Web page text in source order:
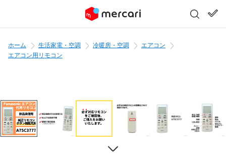
ホーム 生活家電・空調 冷暖房・空調
エアコン
エアコン用リモコン